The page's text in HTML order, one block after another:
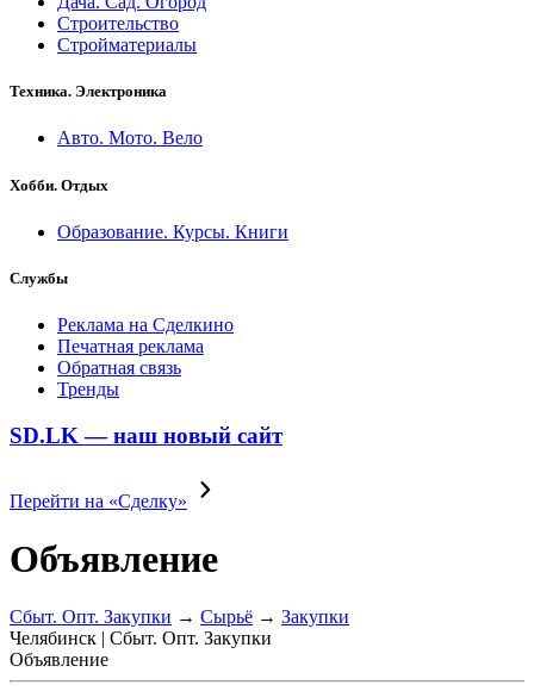
Строительство
Стройматериалы
Техника. Электроника
Авто. Мото. Вело
Хобби. Отдых
Образование. Курсы. Книги
Службы
Реклама на Сделкино
Печатная реклама
Обратная связь
Тренды
SD.LK — наш новый сайт
Перейти на «Сделку»
Объявление
Сбыт. Опт. Закупки → Сырьё → Закупки
Челябинск | Сбыт. Опт. Закупки
Объявление